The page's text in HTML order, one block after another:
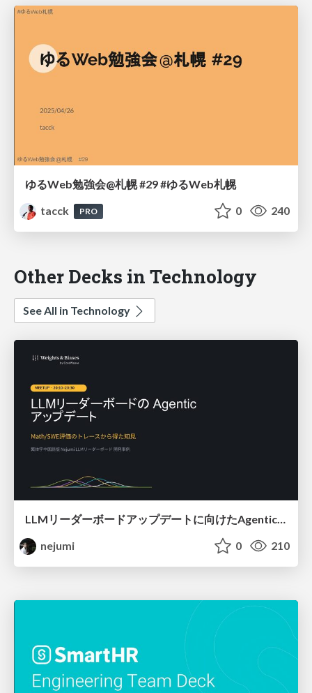
ゆるWeb勉強会@札幌 #29 #ゆるWeb札幌
tacck
PRO 0 240
Other Decks in Technology
See All in Technology
nejumi
0 210